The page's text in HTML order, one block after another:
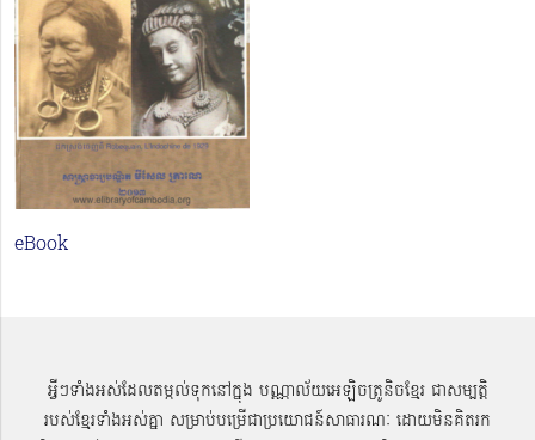
eBook
អ្វីៗទាំងអស់ដែលតម្កល់ទុកនៅក្នុង បណ្ណាល័យអេឡិចត្រូនិចខ្មែរ ជាសម្បតិ្ត
របស់ខ្មែរទាំងអស់គ្នា សម្រាប់បម្រើជាប្រយោជន៍សាធារណៈ ដោយមិនគិតរក